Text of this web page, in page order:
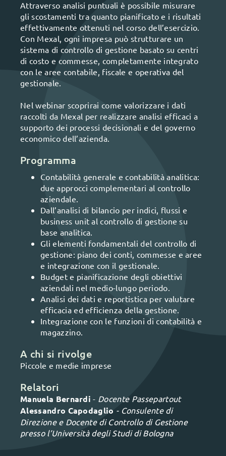
Attraverso analisi puntuali è possibile misurare
gli scostamenti tra quanto pianificato e i risultati
effettivamente ottenuti nel corso dell’esercizio.
Con Mexal, ogni impresa può strutturare un
sistema di controllo di gestione basato su centri
di costo e commesse, completamente integrato
con le aree contabile, fiscale e operativa del
gestionale.
Nel webinar scoprirai come valorizzare i dati
raccolti da Mexal per realizzare analisi efficaci a
supporto dei processi decisionali e del governo
economico dell’azienda.
Programma
Contabilità generale e contabilità analitica:
due approcci complementari al controllo
aziendale.
Dall’analisi di bilancio per indici, flussi e
business unit al controllo di gestione su
base analitica.
Gli elementi fondamentali del controllo di
gestione: piano dei conti, commesse e aree
e integrazione con il gestionale.
Budget e pianificazione degli obiettivi
aziendali nel medio-lungo periodo.
Analisi dei dati e reportistica per valutare
efficacia ed efficienza della gestione.
Integrazione con le funzioni di contabilità e
magazzino.
A chi si rivolge
Piccole e medie imprese
Relatori
Manuela Bernardi- Docente Passepartout
Alessandro Capodaglio - Consulente di
Direzione e Docente di Controllo di Gestione
presso l’Università degli Studi di Bologna